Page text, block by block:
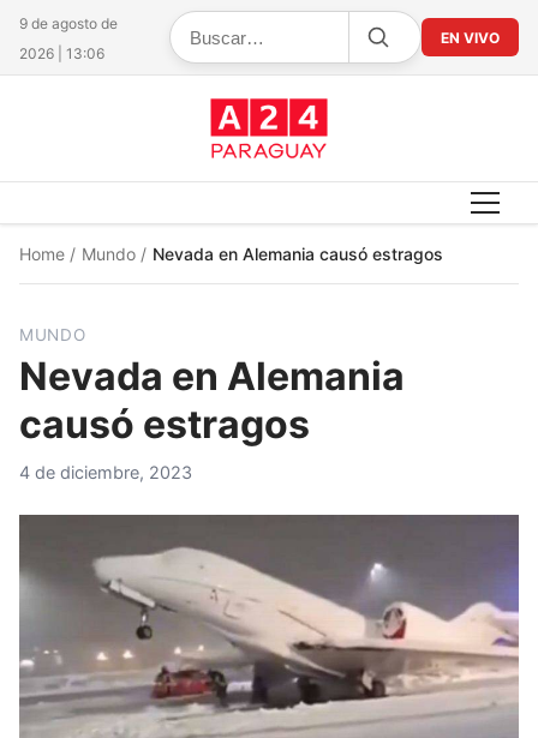
9 de agosto de
2026 | 13:06
EN VIVO
Home / Mundo / Nevada en Alemania causó estragos
MUNDO
Nevada en Alemania
causó estragos
4 de diciembre, 2023